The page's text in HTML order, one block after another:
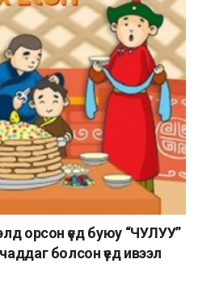
орсон үед буюу “ЧУЛУУ”
болсон үед ивээл